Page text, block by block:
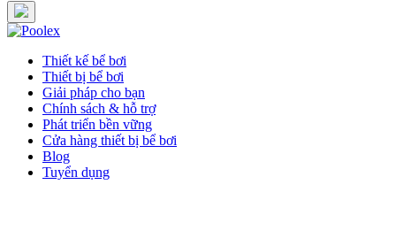
Thiết kế bể bơi
Thiết bị bể bơi
Giải pháp cho bạn
Chính sách & hỗ trợ
Phát triển bền vững
Cửa hàng thiết bị bể bơi
Blog
Tuyển dụng